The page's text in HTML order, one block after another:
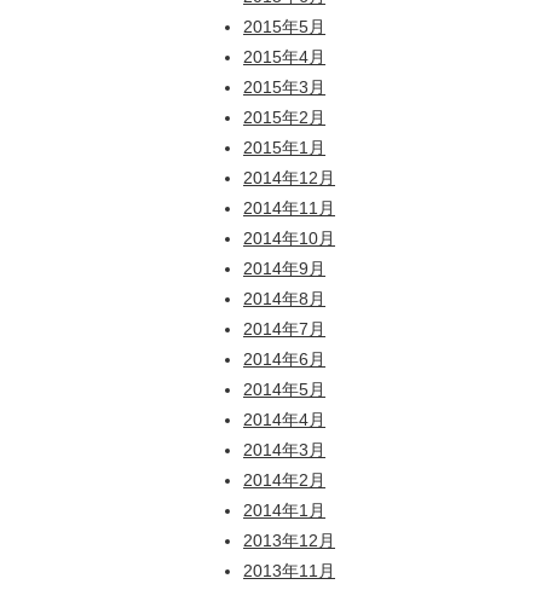
2015年5月
2015年4月
2015年3月
2015年2月
2015年1月
2014年12月
2014年11月
2014年10月
2014年9月
2014年8月
2014年7月
2014年6月
2014年5月
2014年4月
2014年3月
2014年2月
2014年1月
2013年12月
2013年11月